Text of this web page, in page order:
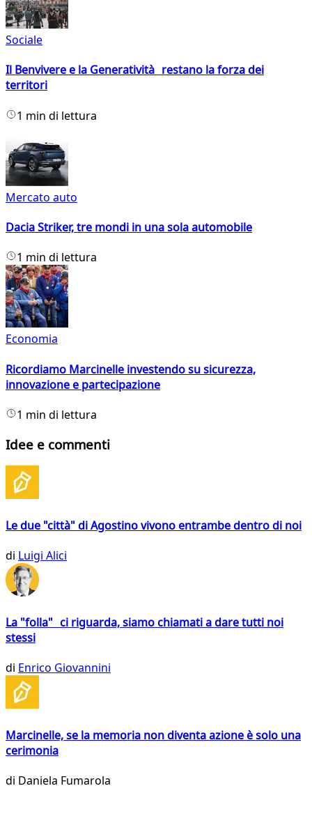
Sociale
Il Benvivere e la Generatività restano la forza dei
territori
1 min di lettura
Mercato auto
Dacia Striker, tre mondi in una sola automobile
1 min di lettura
Economia
Ricordiamo Marcinelle investendo su sicurezza,
innovazione e partecipazione
1 min di lettura
Idee e commenti
Le due "città" di Agostino vivono entrambe dentro di noi
di Luigi Alici
La "folla" ci riguarda, siamo chiamati a dare tutti noi
stessi
di Enrico Giovannini
Marcinelle, se la memoria non diventa azione è solo una
cerimonia
di Daniela Fumarola